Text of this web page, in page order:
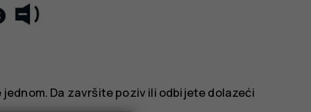
Da završite poziv ili odbijete dolazeći